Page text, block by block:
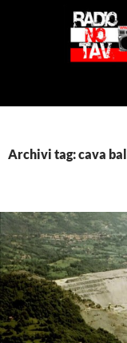
Archivi tag: cava